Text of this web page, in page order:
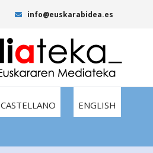
info@euskarabidea.es
CASTELLANO ENGLISH